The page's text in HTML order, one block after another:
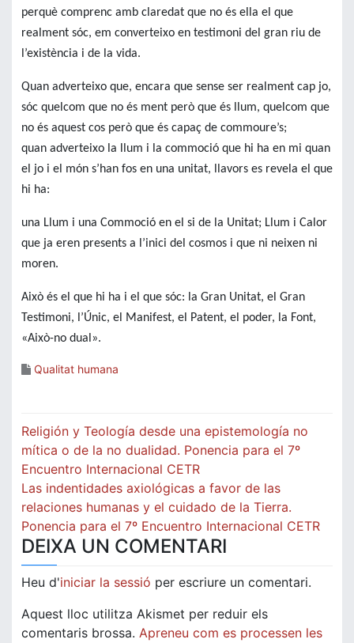
perquè comprenc amb claredat que no és ella el que
realment sóc, em converteixo en testimoni del gran riu de
l’existència i de la vida.
Quan adverteixo que, encara que sense ser realment cap jo,
sóc quelcom que no és ment però que és llum, quelcom que
no és aquest cos però que és capaç de commoure’s;
quan adverteixo la llum i la commoció que hi ha en mi quan
el jo i el món s’han fos en una unitat, llavors es revela el que
hi ha:
una Llum i una Commoció en el si de la Unitat; Llum i Calor
que ja eren presents a l’inici del cosmos i que ni neixen ni
moren.
Això és el que hi ha i el que sóc: la Gran Unitat, el Gran
Testimoni, l’Únic, el Manifest, el Patent, el poder, la Font,
«Això-no dual».
Qualitat humana
Navegació
d'entrades
Religión y Teología desde una epistemología no
mítica o de la no dualidad. Ponencia para el 7º
Encuentro Internacional CETR
Las indentidades axiológicas a favor de las
relaciones humanas y el cuidado de la Tierra.
Ponencia para el 7º Encuentro Internacional CETR
DEIXA UN COMENTARI
Heu d'iniciar la sessió per escriure un comentari.
Aquest lloc utilitza Akismet per reduir els
comentaris brossa. Apreneu com es processen les